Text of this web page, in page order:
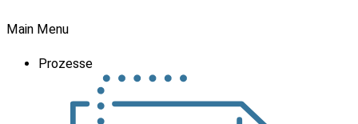
Main Menu
Prozesse